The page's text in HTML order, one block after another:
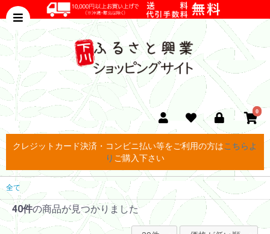
0
クレジットカード決済・コンビニ払い等をご利用の方はこちらよ
り ご購入下さい
全て
40件の商品が見つかりました